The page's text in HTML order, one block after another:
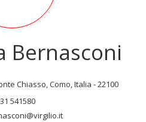
Bernasconi
Chiasso, Como, Italia - 22100
541580